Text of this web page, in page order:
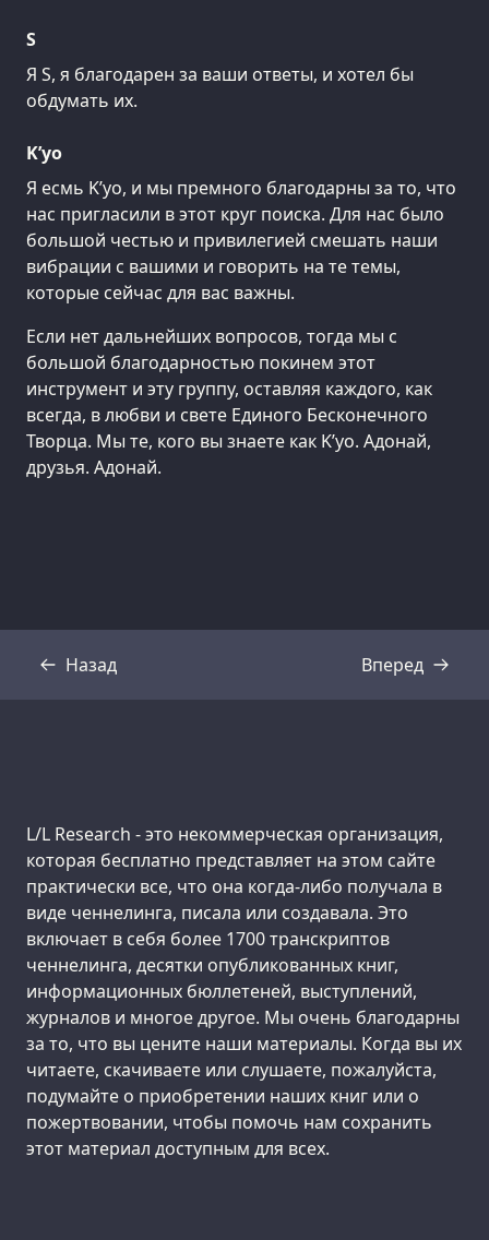
S
Я S, я благодарен за ваши ответы, и хотел бы
обдумать их.
K’уо
Я есмь K’уо, и мы премного благодарны за то, что
нас пригласили в этот круг поиска. Для нас было
большой честью и привилегией смешать наши
вибрации с вашими и говорить на те темы,
которые сейчас для вас важны.
Если нет дальнейших вопросов, тогда мы с
большой благодарностью покинем этот
инструмент и эту группу, оставляя каждого, как
всегда, в любви и свете Единого Бесконечного
Творца. Мы те, кого вы знаете как K’уо. Адонай,
друзья. Адонай.
Назад
Стенограмма Вперед
Стенограмма
Support us:
L/L Research - это некоммерческая организация,
которая бесплатно представляет на этом сайте
практически все, что она когда-либо получала в
виде ченнелинга, писала или создавала. Это
включает в себя более 1700 транскриптов
ченнелинга, десятки опубликованных книг,
информационных бюллетеней, выступлений,
журналов и многое другое. Мы очень благодарны
за то, что вы цените наши материалы. Когда вы их
читаете, скачиваете или слушаете, пожалуйста,
подумайте о приобретении наших книг или о
пожертвовании, чтобы помочь нам сохранить
этот материал доступным для всех.